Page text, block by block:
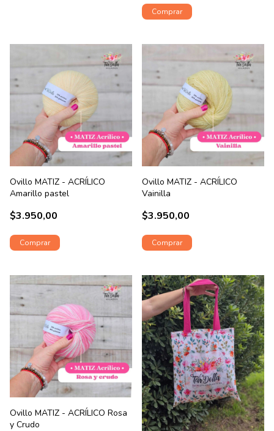
Ovillo MATIZ - ACRÍLICO
Amarillo pastel
$3.950,00
Ovillo MATIZ - ACRÍLICO
Vainilla
$3.950,00
Ovillo MATIZ - ACRÍLICO Rosa
y Crudo